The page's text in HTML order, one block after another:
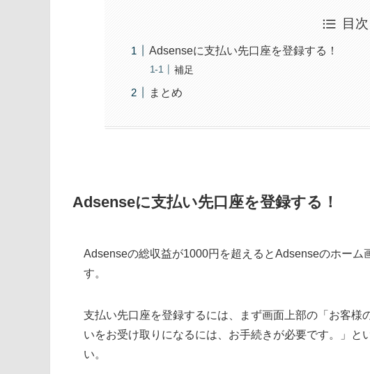
目次
Adsenseに支払い先口座を登録する！
補足
まとめ
Adsenseに支払い先口座を登録する！
Adsenseの総収益が1000円を超えるとAdsenseのホーム
す。
支払い先口座を登録するには、まず画面上部の「お客様
いをお受け取りになるには、お手続きが必要です。」と
い。